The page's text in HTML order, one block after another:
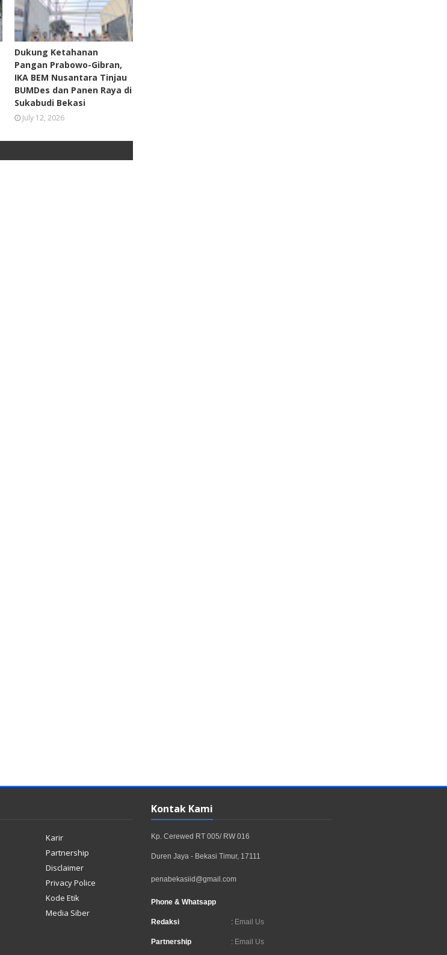
Dukung Ketahanan
Pangan Prabowo-Gibran,
IKA BEM Nusantara Tinjau
BUMDes dan Panen Raya di
Sukabudi Bekasi
July 12, 2026
Karir
Partnership
Disclaimer
Privacy Police
Kode Etik
Media Siber
Kontak Kami
Kp. Cerewed RT 005/ RW 016
Duren Jaya - Bekasi Timur, 17111
penabekasiid@gmail.com
Phone & Whatsapp
Redaksi : Email Us
Partnership : Email Us